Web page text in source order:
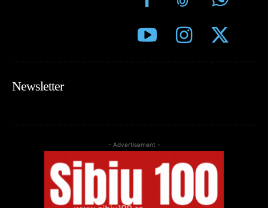
Newsletter
- Advertisement -